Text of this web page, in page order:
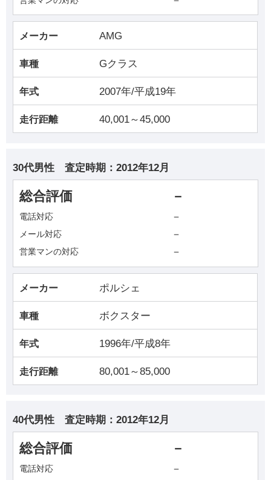
メーカー AMG
車種 Gクラス
年式 2007年/平成19年
走行距離 40,001～45,000
30代男性 査定時期： 2012年12月
総合評価 －
電話対応 －
メール対応 －
営業マンの対応 －
メーカー ポルシェ
車種 ボクスター
年式 1996年/平成8年
走行距離 80,001～85,000
40代男性 査定時期： 2012年12月
総合評価 －
電話対応 －